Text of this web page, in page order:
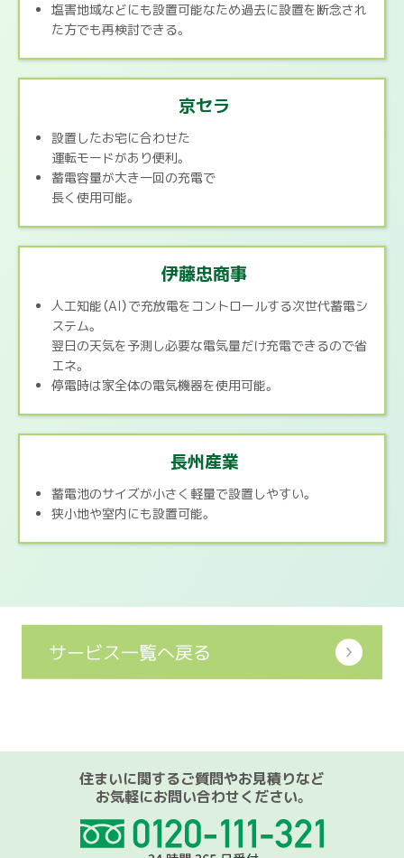
塩害地域などにも設置可能なため過去に設置を断念され
た方でも再検討できる。
京セラ
設置したお宅に合わせた
運転モードがあり便利。
蓄電容量が大き一回の充電で
長く使用可能。
伊藤忠商事
人工知能（AI）で充放電をコントロールする次世代蓄電シ
ステム。
翌日の天気を予測し必要な電気量だけ充電できるので省
エネ。
停電時は家全体の電気機器を使用可能。
長州産業
蓄電池のサイズが小さく軽量で設置しやすい。
狭小地や室内にも設置可能。
サービス一覧へ戻る
住まいに関するご質問やお見積りなど
お気軽にお問い合わせください。